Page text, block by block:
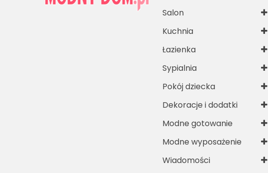
Salon
Kuchnia
Łazienka
Sypialnia
Pokój dziecka
Dekoracje i dodatki
Modne gotowanie
Modne wyposażenie
Wiadomości